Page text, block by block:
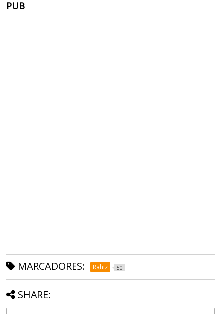
PUB
MARCADORES: Rahiz 50
SHARE: